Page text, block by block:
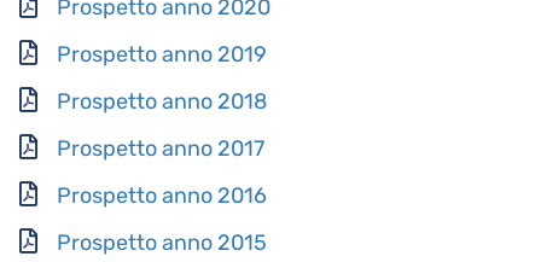
Prospetto anno 2020
Prospetto anno 2019
Prospetto anno 2018
Prospetto anno 2017
Prospetto anno 2016
Prospetto anno 2015